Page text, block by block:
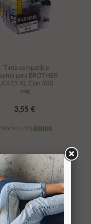
Tinta compatible
para BROTHER
LC421 XL Cian 500
pag.
3,55 €
Stocks (+10)
Añadir al
carrito